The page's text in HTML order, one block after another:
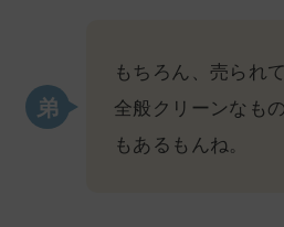
もちろん、売られ
全般クリーンなも
もあるもんね。